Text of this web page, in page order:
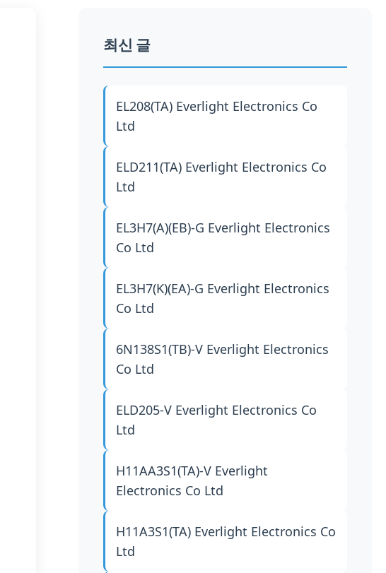
최신 글
EL208(TA) Everlight Electronics Co
Ltd
ELD211(TA) Everlight Electronics Co
Ltd
EL3H7(A)(EB)-G Everlight Electronics
Co Ltd
EL3H7(K)(EA)-G Everlight Electronics
Co Ltd
6N138S1(TB)-V Everlight Electronics
Co Ltd
ELD205-V Everlight Electronics Co
Ltd
H11AA3S1(TA)-V Everlight
Electronics Co Ltd
H11A3S1(TA) Everlight Electronics Co
Ltd